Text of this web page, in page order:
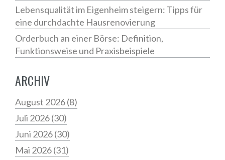
Lebensqualität im Eigenheim steigern: Tipps für
eine durchdachte Hausrenovierung
Orderbuch an einer Börse: Definition,
Funktionsweise und Praxisbeispiele
ARCHIV
August 2026(8)
Juli 2026(30)
Juni 2026(30)
Mai 2026(31)